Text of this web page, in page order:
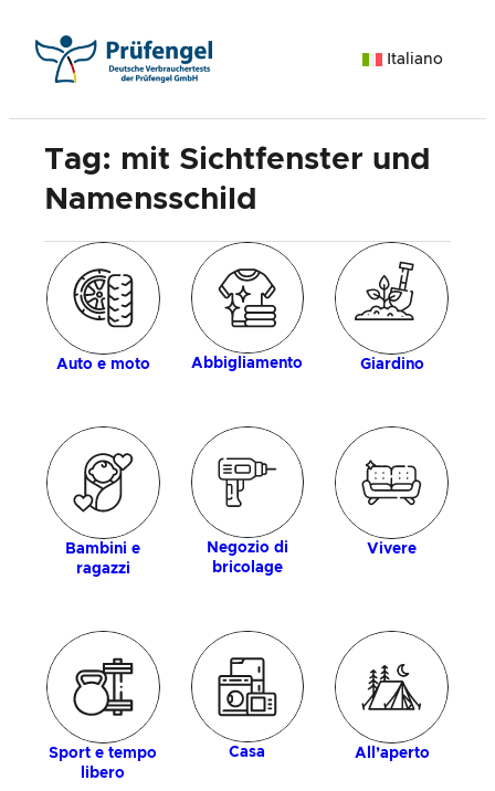
contenuto
Italiano
Tag: mit Sichtfenster und
Namensschild
Auto e moto Abbigliamento Giardino
Bambini e
ragazzi
Negozio di
bricolage
Vivere
Sport e tempo
libero
Casa All’aperto